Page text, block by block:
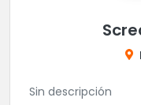
Sin descripción